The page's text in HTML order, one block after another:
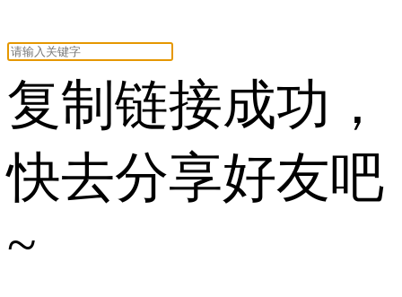
复制链接成功，
快去分享好友吧
~